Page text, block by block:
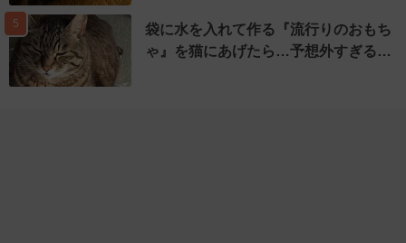
5
袋に水を入れて作る『流行りのおもち
ゃ』を猫にあげたら…予想外すぎる…